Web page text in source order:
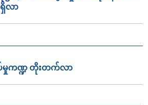
လာ
ကဏ္ဍ တိုးတက်လာ